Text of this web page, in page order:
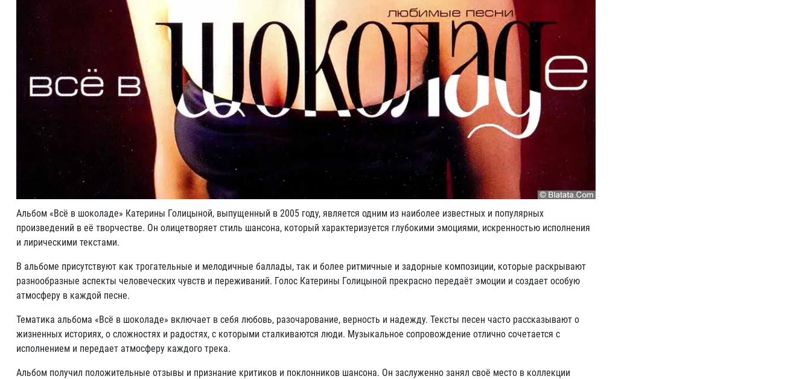
Альбом «Всё в шоколаде» Катерины Голицыной, выпущенный в 2005 году, является одним из наиболее известных и популярных
произведений в её творчестве. Он олицетворяет стиль шансона, который характеризуется глубокими эмоциями, искренностью исполнения
и лирическими текстами.
В альбоме присутствуют как трогательные и мелодичные баллады, так и более ритмичные и задорные композиции, которые раскрывают
разнообразные аспекты человеческих чувств и переживаний. Голос Катерины Голицыной прекрасно передаёт эмоции и создает особую
атмосферу в каждой песне.
Тематика альбома «Всё в шоколаде» включает в себя любовь, разочарование, верность и надежду. Тексты песен часто рассказывают о
жизненных историях, о сложностях и радостях, с которыми сталкиваются люди. Музыкальное сопровождение отлично сочетается с
исполнением и передает атмосферу каждого трека.
Альбом получил положительные отзывы и признание критиков и поклонников шансона. Он заслуженно занял своё место в коллекции